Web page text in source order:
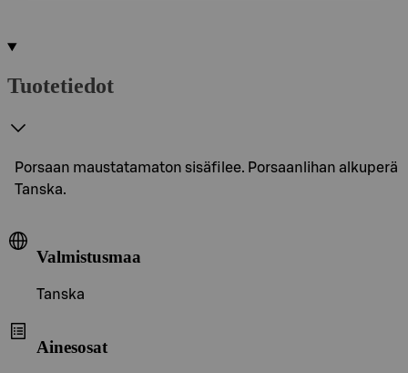
Tuotetiedot
Porsaan maustatamaton sisäfilee. Porsaanlihan alkuperä
Tanska.
Valmistusmaa
Tanska
Ainesosat